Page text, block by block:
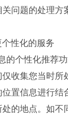
问题的处理方
性化的服务
个性化推荐功
收集您当时所
置信息进行结
的地点。如不